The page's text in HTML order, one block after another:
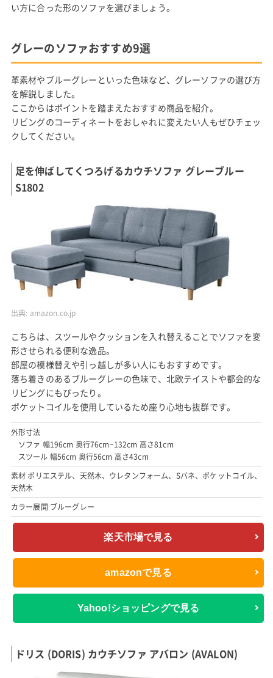
い方に合った形のソファを選びましょう。
グレーのソファおすすめ9選
革素材やブルーグレーといった色味など、グレーソファの選び方
を解説しました。
ここからはポイントを踏まえたおすすめ商品を紹介。
リビングのコーディネートをおしゃれに変えたい人もぜひチェッ
クしてください。
足を伸ばしてくつろげるカウチソファ グレーブルー
S1802
出典: amazon.co.jp
こちらは、スツールやクッションを入れ替えることでソファを変
形させられる便利な逸品。
部屋の模様替えや引っ越しが多い人にもおすすめです。
落ち着きのあるブルーグレーの色味で、北欧テイストや都会的な
リビングにもぴったり。
ポケットコイルを使用しているため座り心地も抜群です。
外形寸法
ソファ 幅196cm 奥行76cm~132cm 高さ81cm
スツール 幅56cm 奥行56cm 高さ43cm
素材 ポリエステル、天然木、ウレタンフォーム、Sバネ、ポケットコイル、
天然木
カラー展開 ブルーグレー
楽天市場で見る
amazonで見る
Yahoo!ショッピングで見る
ドリス (DORIS) カウチソファ アバロン (AVALON)